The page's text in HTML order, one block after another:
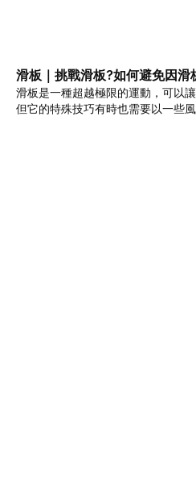
滑板｜挑戰滑板?如何避免因滑
滑板是一種超越極限的運動，可以
但它的特殊技巧有時也需要以一些風